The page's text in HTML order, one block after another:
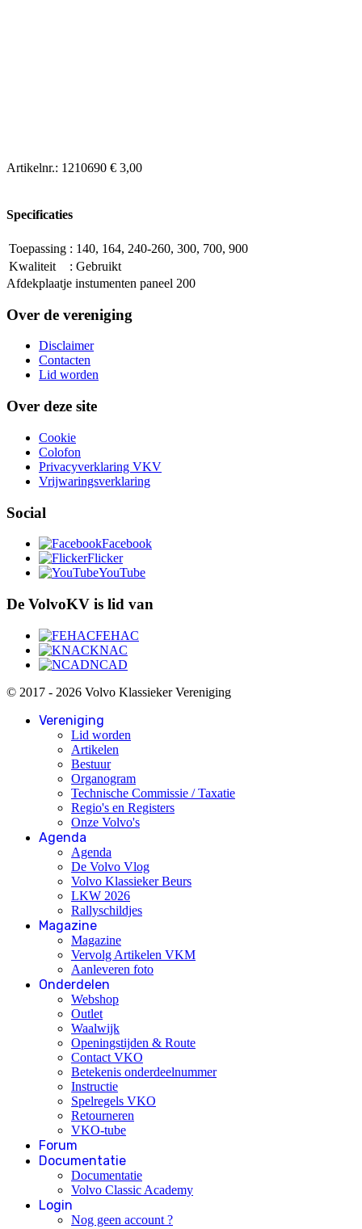
Artikelnr.: 1210690 € 3,00
Specificaties
Toepassing : 140, 164, 240-260, 300, 700, 900
Kwaliteit
: Gebruikt
Afdekplaatje instumenten paneel 200
Over de vereniging
Disclaimer
Contacten
Lid worden
Over deze site
Cookie
Colofon
Privacyverklaring VKV
Vrijwaringsverklaring
Social
Facebook
Flicker
YouTube
De VolvoKV is lid van
FEHAC
KNAC
NCAD
© 2017 - 2026 Volvo Klassieker Vereniging
Vereniging
Lid worden
Artikelen
Bestuur
Organogram
Technische Commissie / Taxatie
Regio's en Registers
Onze Volvo's
Agenda
Agenda
De Volvo Vlog
Volvo Klassieker Beurs
LKW 2026
Rallyschildjes
Magazine
Magazine
Vervolg Artikelen VKM
Aanleveren foto
Onderdelen
Webshop
Outlet
Waalwijk
Openingstijden & Route
Contact VKO
Betekenis onderdeelnummer
Instructie
Spelregels VKO
Retourneren
VKO-tube
Forum
Documentatie
Documentatie
Volvo Classic Academy
Login
Nog geen account ?